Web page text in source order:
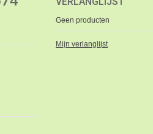
Geen producten
Mijn verlanglijst